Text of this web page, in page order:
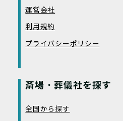
運営会社
利用規約
プライバシーポリシー
斎場・葬儀社を探す
全国から探す